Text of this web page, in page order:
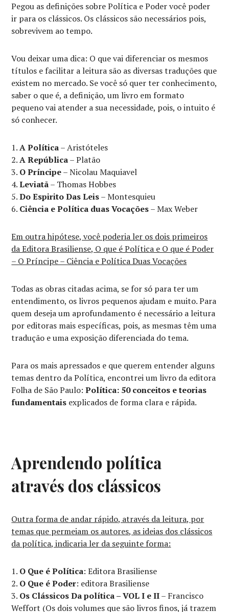
Pegou as definições sobre Política e Poder você poder
ir para os clássicos. Os clássicos são necessários pois,
sobrevivem ao tempo.
Vou deixar uma dica: O que vai diferenciar os mesmos
títulos e facilitar a leitura são as diversas traduções que
existem no mercado. Se você só quer ter conhecimento,
saber o que é, a definição, um livro em formato
pequeno vai atender a sua necessidade, pois, o intuito é
só conhecer.
A Política– Aristóteles
A República– Platão
O Príncipe– Nicolau Maquiavel
Leviatã– Thomas Hobbes
Do Espirito Das Leis– Montesquieu
Ciência e Política duas Vocações– Max Weber
Em outra hipótese, você poderia ler os dois primeiros
da Editora Brasiliense, O que é Política e O que é Poder
– O Príncipe – Ciência e Política Duas Vocações
Todas as obras citadas acima, se for só para ter um
entendimento, os livros pequenos ajudam e muito. Para
quem deseja um aprofundamento é necessário a leitura
por editoras mais específicas, pois, as mesmas têm uma
tradução e uma exposição diferenciada do tema.
Para os mais apressados e que querem entender alguns
temas dentro da Política, encontrei um livro da editora
Folha de São Paulo:Política: 50 conceitos e teorias
fundamentais explicados de forma clara e rápida.
Aprendendo política
através dos clássicos
Outra forma de andar rápido, através da leitura, por
temas que permeiam os autores, as ideias dos clássicos
da política, indicaria ler da seguinte forma:
O Que é Política: Editora Brasiliense
O Que é Poder: editora Brasiliense
Os Clássicos Da política – VOL I e II– Francisco
Weffort (Os dois volumes que são livros finos, já trazem